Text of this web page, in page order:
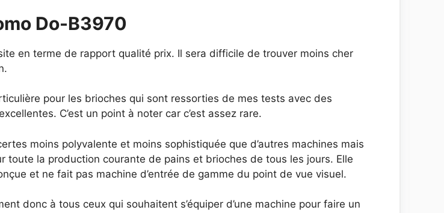
Do-B3970
en terme de rapport qualité prix. Il sera difficile de trouver moins cher
pour les brioches qui sont ressorties de mes tests avec des
C’est un point à noter car c’est assez rare.
moins polyvalente et moins sophistiquée que d’autres machines mais
toute la production courante de pains et brioches de tous les jours. Elle
et ne fait pas machine d’entrée de gamme du point de vue visuel.
donc à tous ceux qui souhaitent s’équiper d’une machine pour faire un